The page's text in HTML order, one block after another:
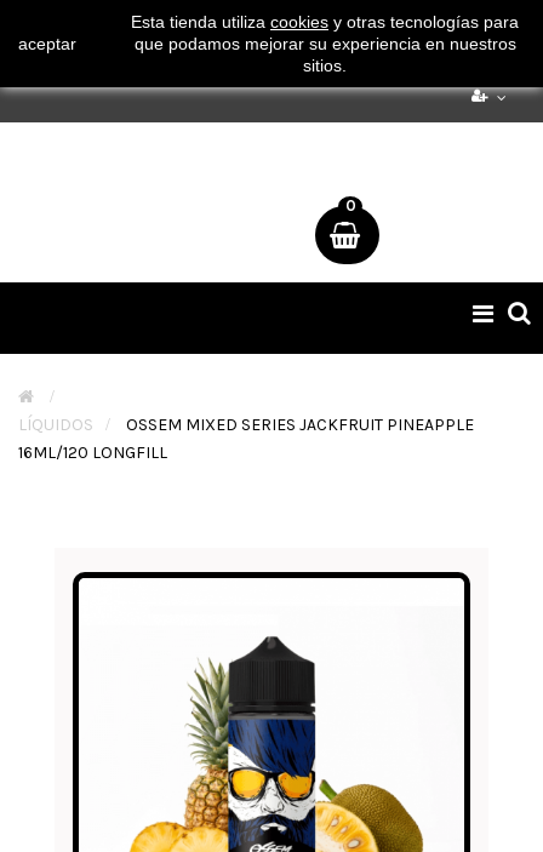
¡ Consigue tu envío gratuito por compras superiores a 50€
!
0
de
>
LÍQUIDOS
>
OSSEM MIXED SERIES JACKFRUIT PINEAPPLE
16ML/120 LONGFILL
aceptar
Esta tienda utiliza cookies y otras tecnologías para
que podamos mejorar su experiencia en nuestros
sitios.